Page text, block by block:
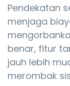
Pendekatan
menjaga
benar, fitur
jauh lebih
merombak